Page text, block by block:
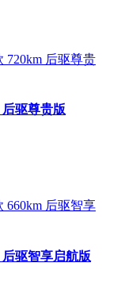
驱尊贵版
驱智享启航版